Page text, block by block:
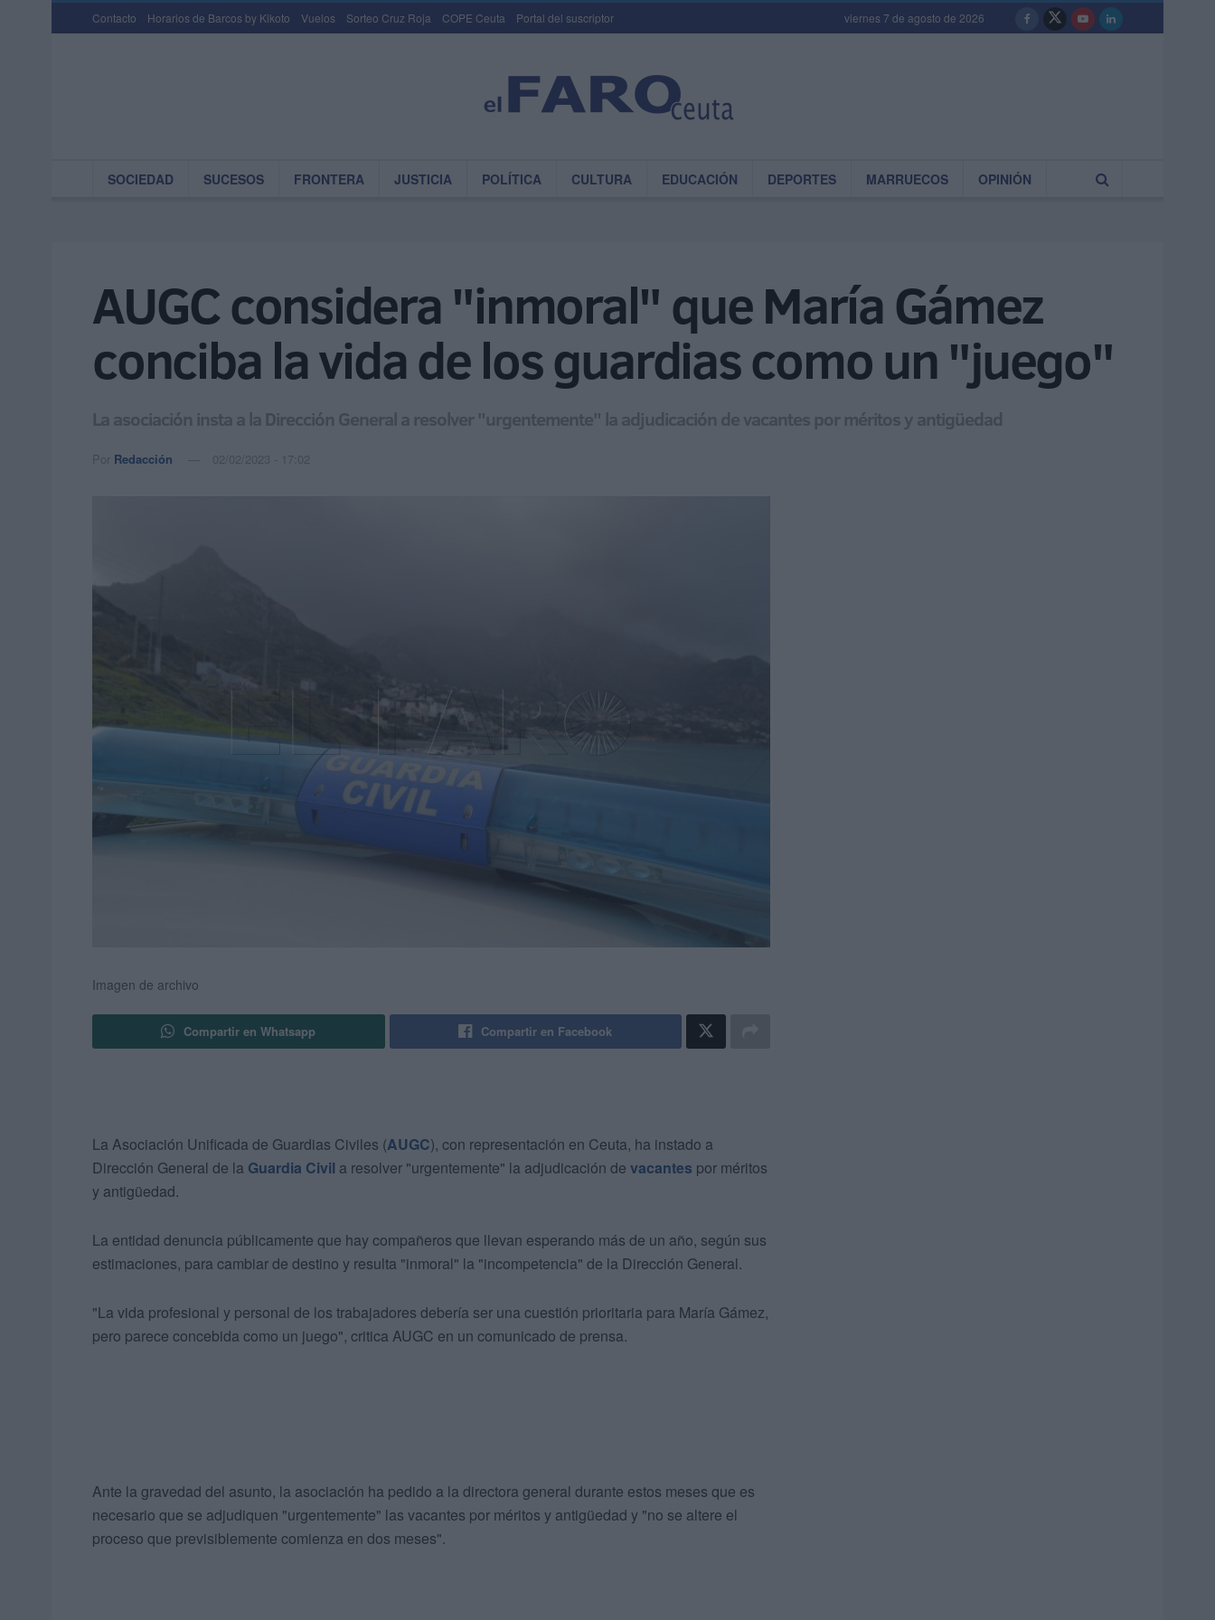
Contacto Horarios de Barcos by Kikoto Vuelos Sorteo Cruz Roja COPE Ceuta Portal del suscriptor viernes 7 de agosto de 2026
SOCIEDAD SUCESOS FRONTERA JUSTICIA POLÍTICA CULTURA EDUCACIÓN DEPORTES MARRUECOS OPINIÓN
AUGC considera "inmoral" que María Gámez
conciba la vida de los guardias como un "juego"
La asociación insta a la Dirección General a resolver "urgentemente" la adjudicación de vacantes por méritos y antigüedad
Por Redacción 02/02/2023 - 17:02
Imagen de archivo
Compartir en Whatsapp Compartir en Facebook
La Asociación Unificada de Guardias Civiles (AUGC), con representación en Ceuta, ha instado a
Dirección General de la Guardia Civil a resolver "urgentemente" la adjudicación de vacantes por méritos
y antigüedad.
La entidad denuncia públicamente que hay compañeros que llevan esperando más de un año, según sus
estimaciones, para cambiar de destino y resulta "inmoral" la "incompetencia" de la Dirección General.
"La vida profesional y personal de los trabajadores debería ser una cuestión prioritaria para María Gámez,
pero parece concebida como un juego", critica AUGC en un comunicado de prensa.
Ante la gravedad del asunto, la asociación ha pedido a la directora general durante estos meses que es
necesario que se adjudiquen "urgentemente" las vacantes por méritos y antigüedad y "no se altere el
proceso que previsiblemente comienza en dos meses".